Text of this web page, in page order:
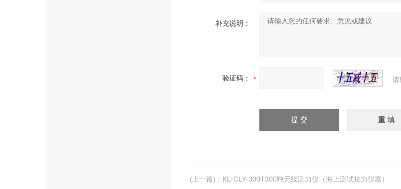
补充说明：
验证码： 请
(上一篇) ： KL-CLY-300T300吨无线测力仪（海上测试拉力仪器）